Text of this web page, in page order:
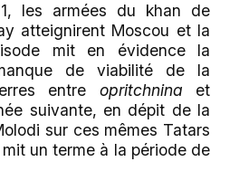
les armées du khan de
atteignirent Moscou et la
mit en évidence la
de viabilité de la
entre opritchnina et
suivante, en dépit de la
sur ces mêmes Tatars
un terme à la période de